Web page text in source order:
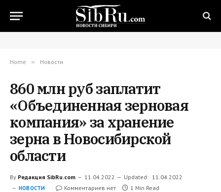
Home » Новости
860 млн руб заплатит
«Объединенная зерновая
компания» за хранение
зерна в Новосибирской
области
By Редакция SibRu.com 11.04.2022 Updated: 11.04.2022
НОВОСТИ Комментариев нет 1 Min Read